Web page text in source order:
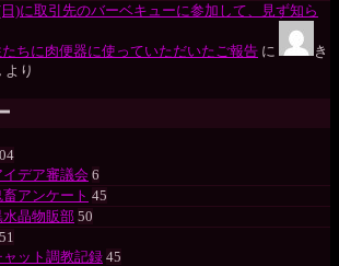
)に取引先のバーベキューに参加して、見ず知ら
ちに肉便器に使っていただいたご報告 に
き
より
イデア審議会 6
畜アンケート 45
水晶物販部 50
ャット調教記録 45